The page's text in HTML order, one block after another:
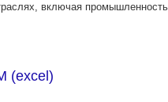
включая
(excel)